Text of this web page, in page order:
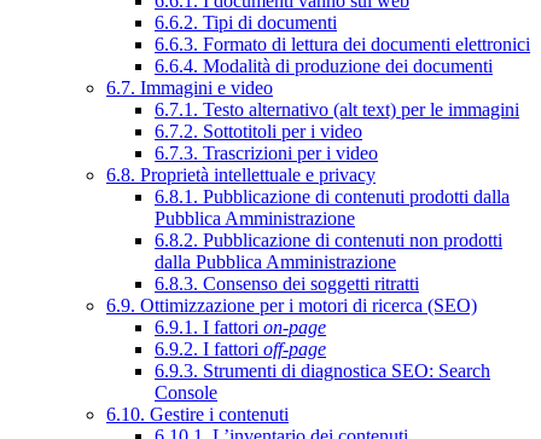
6.6.2. Tipi di documenti
6.6.3. Formato di lettura dei documenti elettronici
6.6.4. Modalità di produzione dei documenti
6.7. Immagini e video
6.7.1. Testo alternativo (alt text) per le immagini
6.7.2. Sottotitoli per i video
6.7.3. Trascrizioni per i video
6.8. Proprietà intellettuale e privacy
6.8.1. Pubblicazione di contenuti prodotti dalla
Pubblica Amministrazione
6.8.2. Pubblicazione di contenuti non prodotti
dalla Pubblica Amministrazione
6.8.3. Consenso dei soggetti ritratti
6.9. Ottimizzazione per i motori di ricerca (SEO)
6.9.1. I fattori on-page
6.9.2. I fattori off-page
6.9.3. Strumenti di diagnostica SEO: Search
Console
6.10. Gestire i contenuti